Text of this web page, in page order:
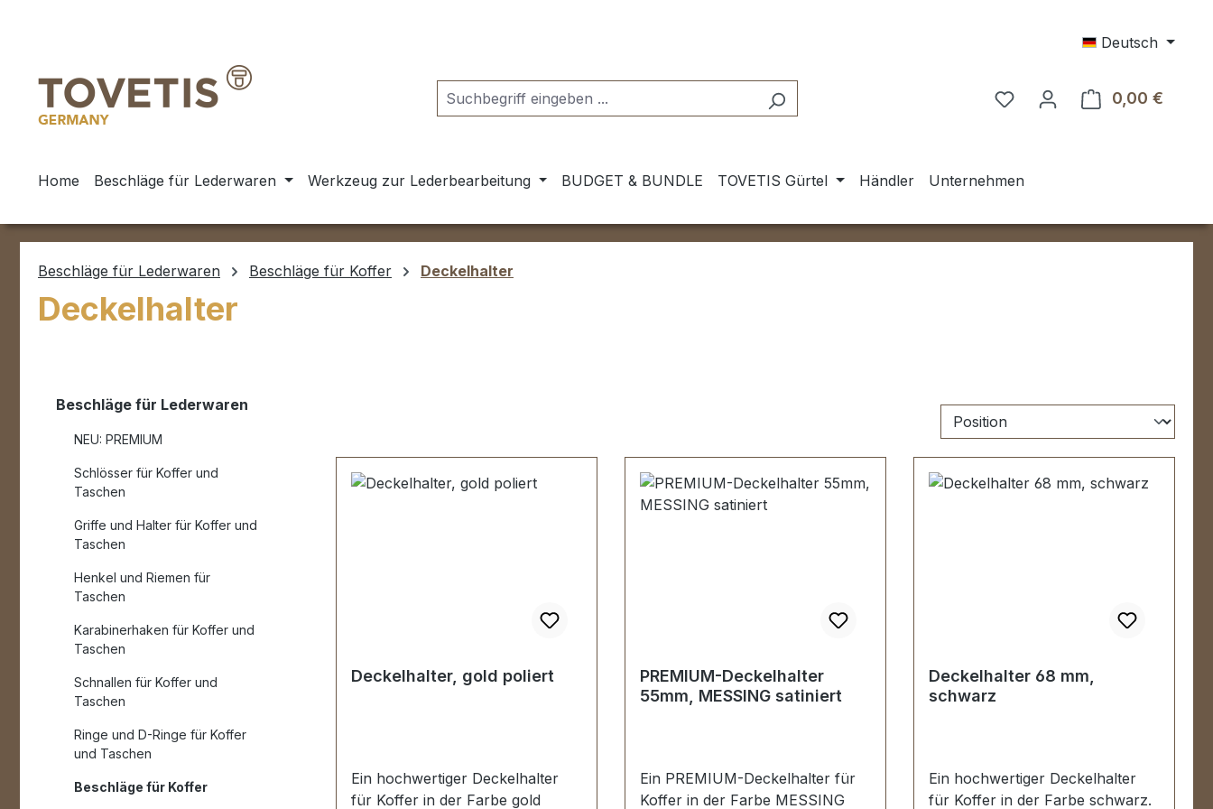
Deutsch
0,00 €
Home Beschläge für Lederwaren Werkzeug zur Lederbearbeitung BUDGET & BUNDLE TOVETIS Gürtel Händler Unternehmen
Beschläge für Lederwaren Beschläge für Koffer Deckelhalter
Deckelhalter
Beschläge für Lederwaren
NEU: PREMIUM
Schlösser für Koffer und
Taschen
Griffe und Halter für Koffer und
Taschen
Henkel und Riemen für
Taschen
Karabinerhaken für Koffer und
Taschen
Schnallen für Koffer und
Taschen
Ringe und D-Ringe für Koffer
und Taschen
Beschläge für Koffer
Deckelhalter, gold poliert
Ein hochwertiger Deckelhalter
für Koffer in der Farbe gold
PREMIUM-Deckelhalter
55mm, MESSING satiniert
Ein PREMIUM-Deckelhalter für
Koffer in der Farbe MESSING
Deckelhalter 68 mm,
schwarz
Ein hochwertiger Deckelhalter
für Koffer in der Farbe schwarz.